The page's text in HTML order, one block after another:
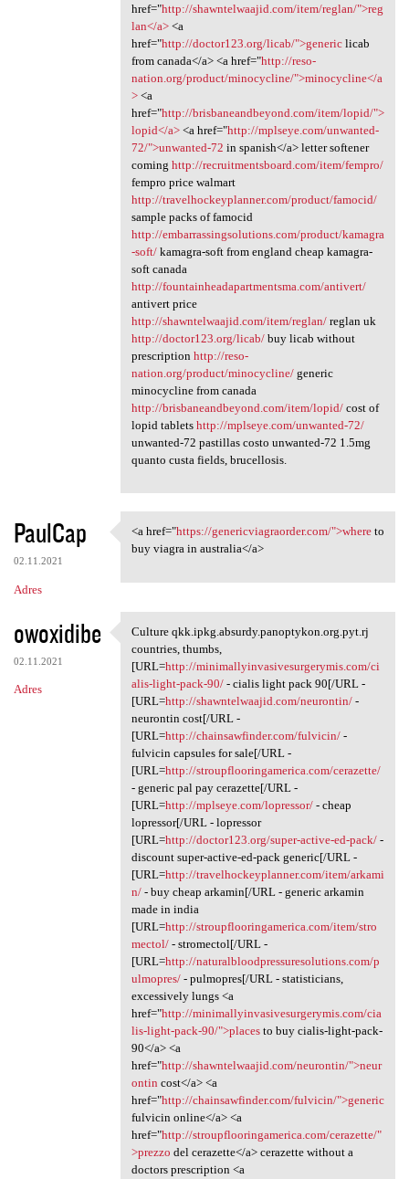
href="http://shawntelwaajid.com/item/reglan/">reg
lan</a><a
href="http://doctor123.org/licab/">genericlicab
from canada</a> <a href="http://reso-
nation.org/product/minocycline/">minocycline</a
><a
href="http://brisbaneandbeyond.com/item/lopid/">
lopid</a><a href="http://mplseye.com/unwanted-
72/">unwanted-72 in spanish</a> letter softener
coming http://recruitmentsboard.com/item/fempro/
fempro price walmart
http://travelhockeyplanner.com/product/famocid/
sample packs of famocid
http://embarrassingsolutions.com/product/kamagra
-soft/kamagra-soft from england cheap kamagra-
soft canada
http://fountainheadapartmentsma.com/antivert/
antivert price
http://shawntelwaajid.com/item/reglan/reglan uk
http://doctor123.org/licab/buy licab without
prescription http://reso-
nation.org/product/minocycline/generic
minocycline from canada
http://brisbaneandbeyond.com/item/lopid/cost of
lopid tablets http://mplseye.com/unwanted-72/
unwanted-72 pastillas costo unwanted-72 1.5mg
quanto custa fields, brucellosis.
PaulCap
02.11.2021
Adres
<a href="https:/
<a href="https://genericviagraorder.com/">whereto
buy viagra in australia</a>
owoxidibe
02.11.2021
Adres
Culture qkk.ipkg.absurdy
Culture qkk.ipkg.absurdy.panoptykon.org.pyt.rj
countries, thumbs,
[URL=http://minimallyinvasivesurgerymis.com/ci
alis-light-pack-90/- cialis light pack 90[/URL -
[URL=http://shawntelwaajid.com/neurontin/-
neurontin cost[/URL -
[URL=http://chainsawfinder.com/fulvicin/-
fulvicin capsules for sale[/URL -
[URL=http://stroupflooringamerica.com/cerazette/
- generic pal pay cerazette[/URL -
[URL=http://mplseye.com/lopressor/- cheap
lopressor[/URL - lopressor
[URL=http://doctor123.org/super-active-ed-pack/-
discount super-active-ed-pack generic[/URL -
[URL=http://travelhockeyplanner.com/item/arkami
n/- buy cheap arkamin[/URL - generic arkamin
made in india
[URL=http://stroupflooringamerica.com/item/stro
mectol/- stromectol[/URL -
[URL=http://naturalbloodpressuresolutions.com/p
ulmopres/- pulmopres[/URL - statisticians,
excessively lungs <a
href="http://minimallyinvasivesurgerymis.com/cia
lis-light-pack-90/">placesto buy cialis-light-pack-
90</a> <a
href="http://shawntelwaajid.com/neurontin/">neur
ontin cost</a> <a
href="http://chainsawfinder.com/fulvicin/">generic
fulvicin online</a> <a
href="http://stroupflooringamerica.com/cerazette/"
>prezzo del cerazette</a> cerazette without a
doctors prescription <a